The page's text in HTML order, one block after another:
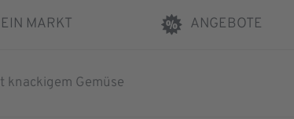
MARKT ANGEBOTE
knackigem Gemüse